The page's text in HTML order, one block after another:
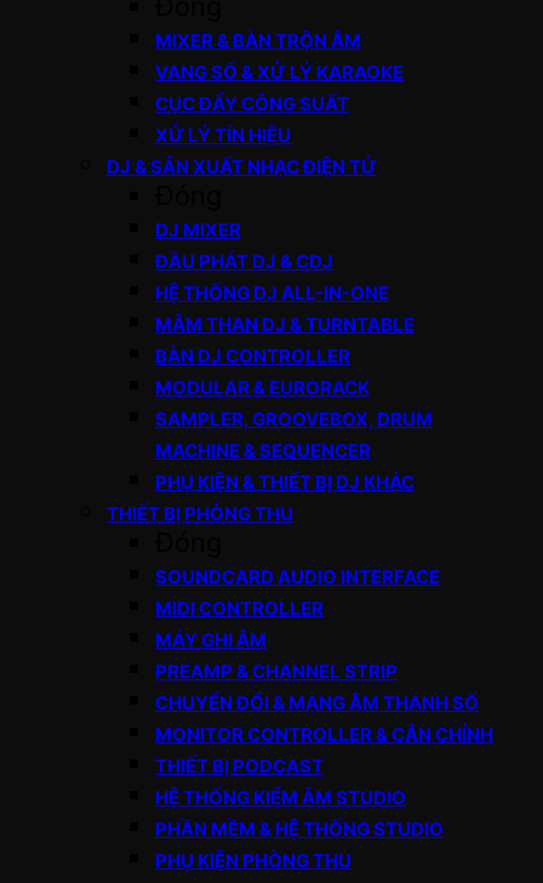
MIXER & BÀN TRỘN ÂM
VANG SỐ & XỬ LÝ KARAOKE
CỤC ĐẨY CÔNG SUẤT
XỬ LÝ TÍN HIỆU
DJ & SẢN XUẤT NHẠC ĐIỆN TỬ
DJ MIXER
ĐẦU PHÁT DJ & CDJ
HỆ THỐNG DJ ALL-IN-ONE
MÂM THAN DJ & TURNTABLE
BÀN DJ CONTROLLER
MODULAR & EURORACK
SAMPLER, GROOVEBOX, DRUM
MACHINE & SEQUENCER
PHỤ KIỆN & THIẾT BỊ DJ KHÁC
THIẾT BỊ PHÒNG THU
SOUNDCARD AUDIO INTERFACE
MIDI CONTROLLER
MÁY GHI ÂM
PREAMP & CHANNEL STRIP
CHUYỂN ĐỔI & MẠNG ÂM THANH SỐ
MONITOR CONTROLLER & CÂN CHỈNH
THIẾT BỊ PODCAST
HỆ THỐNG KIỂM ÂM STUDIO
PHẦN MỀM & HỆ THỐNG STUDIO
PHỤ KIỆN PHÒNG THU